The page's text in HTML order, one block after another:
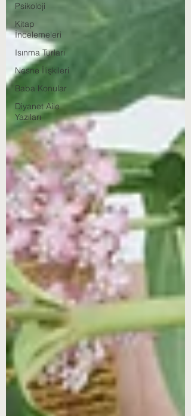
Psikoloji
Kitap
İncelemeleri
Isınma Turları
Nesne İlişkileri
Baba Konular
Diyanet Aile
Yazıları